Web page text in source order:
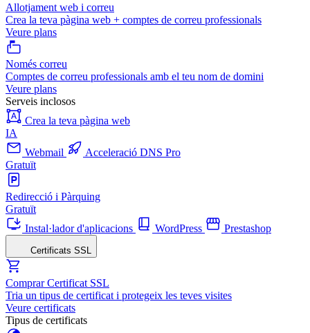
Allotjament web i correu
Crea la teva pàgina web + comptes de correu professionals
Veure plans
Només correu
Comptes de correu professionals amb el teu nom de domini
Veure plans
Serveis inclosos
Crea la teva pàgina web
IA
Webmail
Acceleració DNS Pro
Gratuït
Redirecció i Pàrquing
Gratuït
Instal·lador d'aplicacions
WordPress Prestashop
Certificats SSL
Comprar Certificat SSL
Tria un tipus de certificat i protegeix les teves visites
Veure certificats
Tipus de certificats